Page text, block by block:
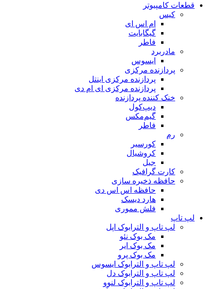
قطعات کامپیوتر
کیس
ام اس ای
گیگابایت
فاطر
مادربرد
ایسوس
پردازنده مرکزی
پردازنده مرکزی اینتل
پردازنده مرکزی ای ام دی
خنک کننده پردازنده
دیپ‌کول
گیم‌مکس
فاطر
رم
کورسیر
کروشیال
جیل
کارت گرافیک
حافظه ذخیره سازی
حافظه اس اس دی
هارد دیسک
فلش مموری
لپ تاپ
لپ تاپ و الترابوک اپل
مک بوک نئو
مک بوک ایر
مک بوک پرو
لپ تاپ و الترابوک ایسوس
لپ تاپ و الترابوک دل
لپ تاپ و الترابوک لنوو